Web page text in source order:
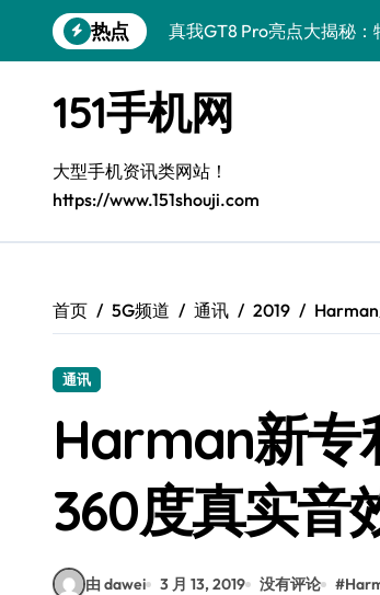
到
热点
真我GT8 Pro亮点大揭秘：
OPPO Find X9 Pro深度揭
vivo S50 Pro mini来袭！小
REDMI K90深度揭秘：超
三星W26资讯速递：智领
三星Galaxy Z Fold7：创
荣耀WIN资讯秒达，手机
151手机网
大型手机资讯类网站！
https://www.151shouji.com
首页 5G频道 通讯 2019
通讯
Harman新专
360度真实音
由 dawei 3 月 13, 2019 没有评论 #